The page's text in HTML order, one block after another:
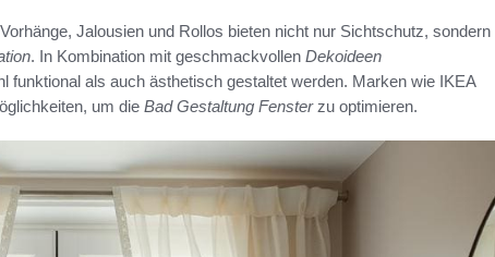
Jalousien und Rollos bieten nicht nur Sichtschutz, sondern
. In Kombination mit geschmackvollen Dekoideen
funktional als auch ästhetisch gestaltet werden. Marken wie IKEA
um die Bad Gestaltung Fensterzu optimieren.